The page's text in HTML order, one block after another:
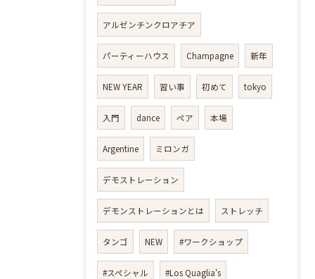
アルゼンチンクロアチア
パーティーハウス Champagne 新年
NEW YEAR 習い事 初めて tokyo
入門 dance ペア 本場
Argentine ミロンガ
デモストレーション
デモンストレーションとは ストレッチ
タンゴ NEW #ワークショップ
#スペシャル #Los Quaglia's